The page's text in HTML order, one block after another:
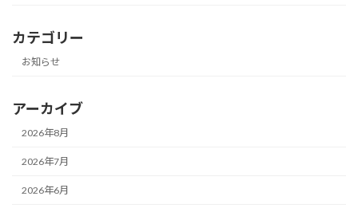
カテゴリー
お知らせ
アーカイブ
2026年8月
2026年7月
2026年6月